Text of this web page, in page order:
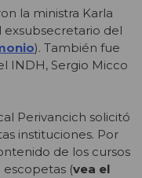
la ministra Karla
exsubsecretario del
). También fue
INDH, Sergio Micco
Perivancich solicitó
instituciones. Por
de los cursos
(vea el